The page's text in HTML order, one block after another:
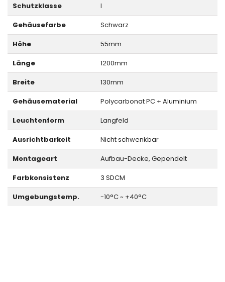
Schutzklasse
I
Gehäusefarbe
Schwarz
Höhe
55mm
Länge
1200mm
Breite
130mm
Gehäusematerial
Polycarbonat PC + Aluminium
Leuchtenform
Langfeld
Ausrichtbarkeit
Nicht schwenkbar
Montageart
Aufbau-Decke, Gependelt
Farbkonsistenz
3 SDCM
Umgebungstemp.
-10°C ~ +40°C